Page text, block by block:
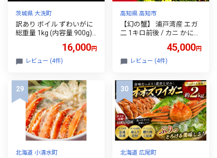
茨城県 大洗町
訳あり ボイル ずわいがに
総重量 1kg (内容量 900g)
わけあり 脚折れ 2L～3L 大
サイズ 弥七商店 かに弥 ず
数量限定
16,000円
レビュー (4件)
高知県 高知市
【幻の蟹】 浦戸湾産 エガ
二 1キロ前後 / カニ かに
知 浦戸 海鮮 海産物 甲殻類
1㎏ 1キロ 希少 贅沢 おつま
45,000円
レビュー (4件)
北海道 小清水町 北海道 広尾町